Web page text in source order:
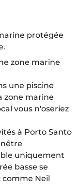
protégée
zone marine
une piscine
zone marine
vous n'oseriez
à Porto Santo
uniquement
basse se
comme Neil